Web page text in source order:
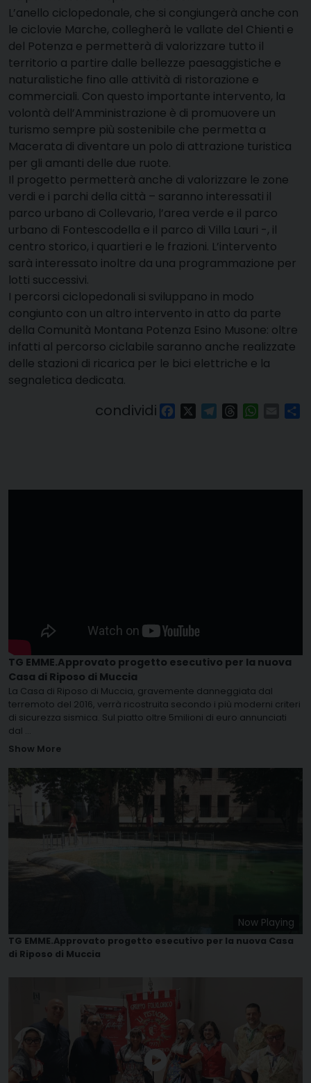
L’anello ciclopedonale, che si congiungerà anche con
le ciclovie Marche, collegherà le vallate del Chienti e
del Potenza e permetterà di valorizzare tutto il
territorio a partire dalle bellezze paesaggistiche e
naturalistiche fino alle attività di ristorazione e
commerciali. Con questo importante intervento, la
volontà dell’Amministrazione è di promuovere un
turismo sempre più sostenibile che permetta a
Macerata di diventare un polo di attrazione turistica
per gli amanti delle due ruote.
Il progetto permetterà anche di valorizzare le zone
verdi e i parchi della città – saranno interessati il
parco urbano di Collevario, l’area verde e il parco
urbano di Fontescodella e il parco di Villa Lauri -, il
centro storico, i quartieri e le frazioni. L’intervento
sarà interessato inoltre da una programmazione per
lotti successivi.
I percorsi ciclopedonali si sviluppano in modo
congiunto con un altro intervento in atto da parte
della Comunità Montana Potenza Esino Musone: oltre
infatti al percorso ciclabile saranno anche realizzate
delle stazioni di ricarica per le bici elettriche e la
segnaletica dedicata.
condividi FacebookTelegram
Threads Email
TG EMME.Approvato progetto esecutivo per la nuova
Casa di Riposo di Muccia
La Casa di Riposo di Muccia, gravemente danneggiata dal
terremoto del 2016, verrà ricostruita secondo i più moderni criteri
di sicurezza sismica. Sul piatto oltre 5milioni di euro annunciati
dal ...
Show More
Now Playing
TG EMME.Approvato progetto esecutivo per la nuova Casa
di Riposo di Muccia